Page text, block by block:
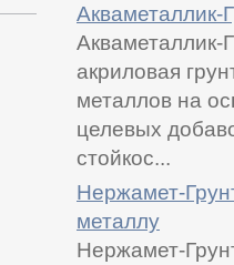
Акваметаллик-
Акваметаллик-
акриловая
металлов на
целевых
стойкос...
Нержамет-
металлу
Нержамет-